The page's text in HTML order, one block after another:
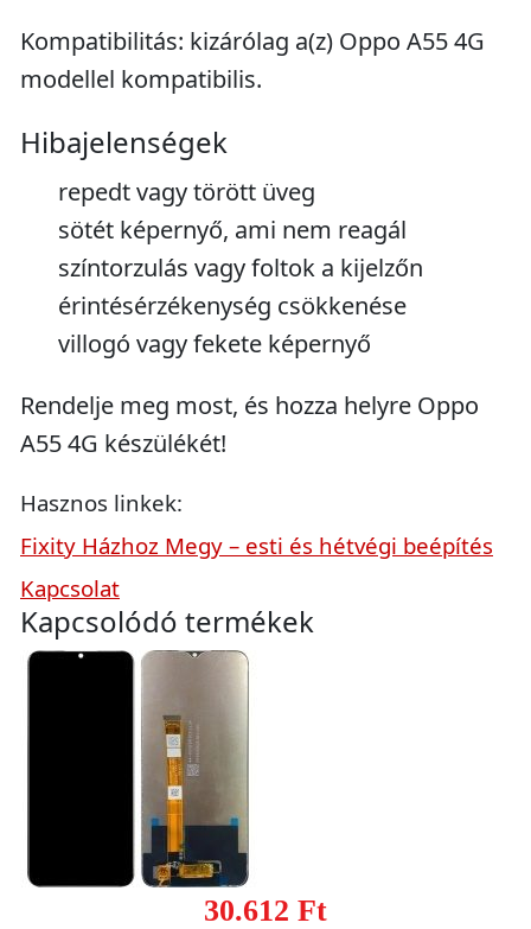
Kompatibilitás: kizárólag a(z) Oppo A55 4G
modellel kompatibilis.
Hibajelenségek
repedt vagy törött üveg
sötét képernyő, ami nem reagál
színtorzulás vagy foltok a kijelzőn
érintésérzékenység csökkenése
villogó vagy fekete képernyő
Rendelje meg most, és hozza helyre Oppo
A55 4G készülékét!
Hasznos linkek:
Fixity Házhoz Megy – esti és hétvégi beépítés
Kapcsolat
Kapcsolódó termékek
30.612 Ft